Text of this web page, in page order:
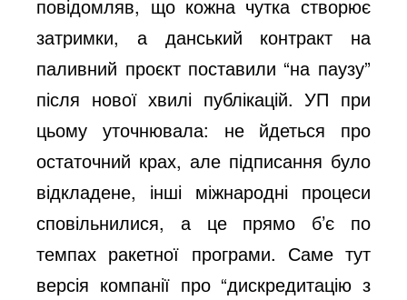
повідомляв, що кожна чутка створює
затримки, а данський контракт на
паливний проєкт поставили “на паузу”
після нової хвилі публікацій. УП при
цьому уточнювала: не йдеться про
остаточний крах, але підписання було
відкладене, інші міжнародні процеси
сповільнилися, а це прямо б’є по
темпах ракетної програми. Саме тут
версія компанії про “дискредитацію з